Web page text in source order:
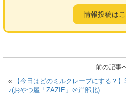
o
k
情報投稿は
前の記事
«
【今日はどのミルクレープにする？
♪(おやつ屋「ZAZIE」＠岸部北)